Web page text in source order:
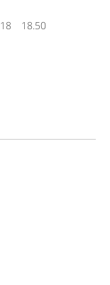
18 18.50